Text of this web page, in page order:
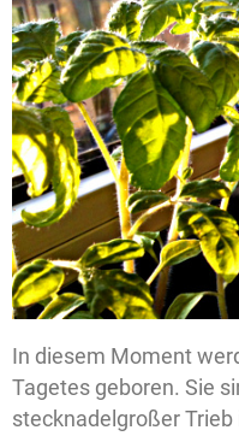
In diesem Moment
Tagetes geboren. Sie
stecknadelgroßer Trieb